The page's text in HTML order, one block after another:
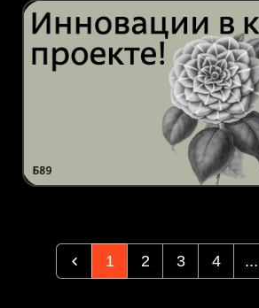
1 2 3 4 ...